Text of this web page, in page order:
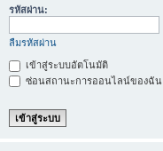
รหัสผ่าน:
ลืมรหัสผ่าน
เข้าสู่ระบบอัตโนมัติ
ซ่อนสถานะการออนไลน์ของฉัน